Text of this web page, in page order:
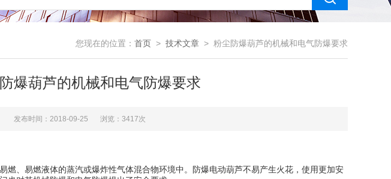
您现在的位置： 首页 > 技术文章 > 粉尘防爆葫芦的机械和电气防爆要求
爆葫芦的机械和电气防爆要求
发布时间：2018-09-25 浏览：3417次
燃、易燃液体的蒸汽或爆炸性气体混合物环境中。防爆电动葫芦不易产生火花，使用更加安